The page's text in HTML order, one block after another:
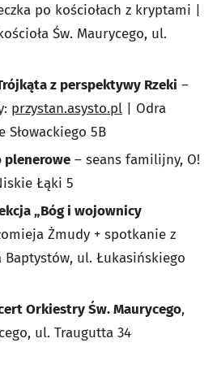
po kościołach z kryptami |
Św. Maurycego, ul.
z perspektywy Rzeki –
przystan.asysto.pl | Odra
Słowackiego 5B
plenerowe – seans familijny, O!
Łąki 5
„Bóg i wojownicy
Żmudy + spotkanie z
Baptystów, ul. Łukasińskiego
Orkiestry Św. Maurycego,
ul. Traugutta 34